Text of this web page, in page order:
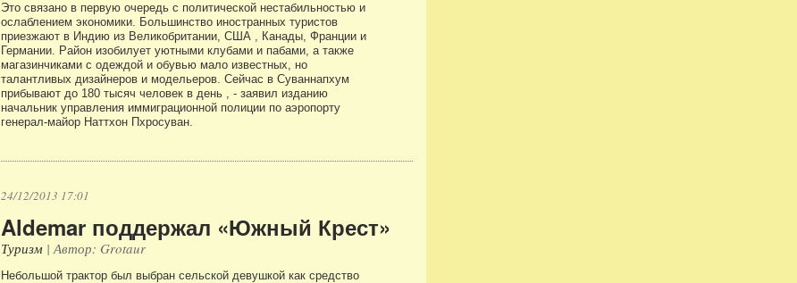
Это связано в первую очередь с политической нестабильностью и
ослаблением экономики. Большинство иностранных туристов
приезжают в Индию из Великобритании, США , Канады, Франции и
Германии. Район изобилует уютными клубами и пабами, а также
магазинчиками с одеждой и обувью мало известных, но
талантливых дизайнеров и модельеров. Сейчас в Суваннапхум
прибывают до 180 тысяч человек в день , - заявил изданию
начальник управления иммиграционной полиции по аэропорту
генерал-майор Наттхон Пхросуван.
24/12/2013 17:01
Aldemar поддержал «Южный Крест»
Туризм | Автор: Grotaur
Небольшой трактор был выбран сельской девушкой как средство